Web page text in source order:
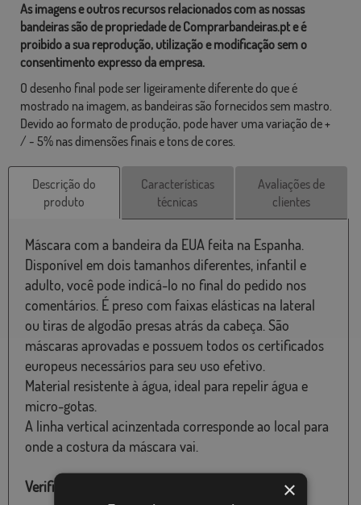
As imagens e outros recursos relacionados com as nossas
bandeiras são de propriedade de Comprarbandeiras.pt e é
proibido a sua reprodução, utilização e modificação sem o
consentimento expresso da empresa.
O desenho final pode ser ligeiramente diferente do que é
mostrado na imagem, as bandeiras são fornecidos sem mastro.
Devido ao formato de produção, pode haver uma variação de +
/ - 5% nas dimensões finais e tons de cores.
Descrição do
produto
Características
técnicas
Avaliações de
clientes
Máscara com a bandeira da EUA feita na Espanha.
Disponível em dois tamanhos diferentes, infantil e
adulto, você pode indicá-lo no final do pedido nos
comentários. É preso com faixas elásticas na lateral
ou tiras de algodão presas atrás da cabeça. São
máscaras aprovadas e possuem todos os certificados
europeus necessários para seu uso efetivo.
Material resistente à água, ideal para repelir água e
micro-gotas.
A linha vertical acinzentada corresponde ao local para
onde a costura da máscara vai.
Verifique o estoque deste produto ×